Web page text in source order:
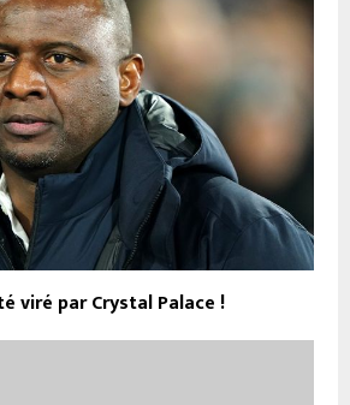
viré par Crystal Palace !